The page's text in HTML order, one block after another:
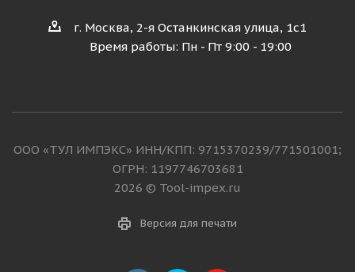
г. Москва, 2-я Останкинская улица, 1с1
Время работы: Пн - Пт 9:00 - 19:00
ООО «ТУЛ ИМПЭКС» ИНН/КПП: 9715370239/771501001;
ОГРН: 1197746703681
2026 © Tool-impex.ru
Версия для печати